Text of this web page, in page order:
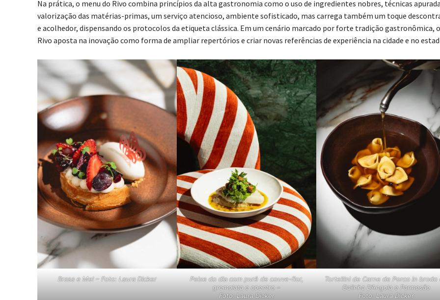
Na prática, o menu do Rivo combina princípios da alta gastronomia como o uso de ingredientes nobres, técnicas
valorização das matérias-primas, um serviço atencioso, ambiente sofisticado, mas carrega também um toque
e acolhedor, dispensando os protocolos da etiqueta clássica. Em um cenário marcado por forte tradição gastronômica, o
Rivo aposta na inovação como forma de ampliar repertórios e criar novas referências de experiência na cidade e no
Brasa e Mel – Foto: Laura Dicker
Peixe do dia com purê de couve-flor,
gremolata e coentro –
Foto: Laura Dicker
Tortellini de Carne de Porco in brodo
Galinha D’Angola e Parmesão
Foto: Laura Dicker